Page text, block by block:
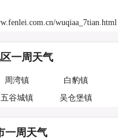
wuqiaa_7tian.html
一周天气
周湾镇 白豹镇
五谷城镇 吴仓堡镇
一周天气